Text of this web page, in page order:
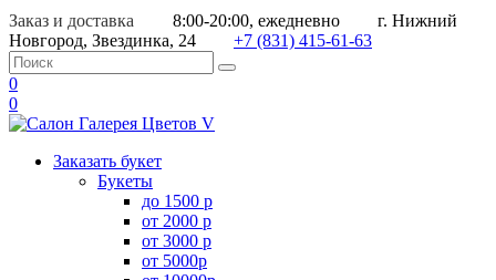
Заказ и доставка 8:00-20:00, ежедневно
г. Нижний
Новгород, Звездинка, 24
+7 (831) 415-61-63
0
0
Заказать букет
Букеты
до 1500 р
от 2000 р
от 3000 р
от 5000р